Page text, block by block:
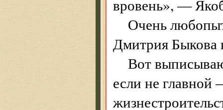
вровень», —
Очень
Дмитрия Быкова
Вот
если не главной